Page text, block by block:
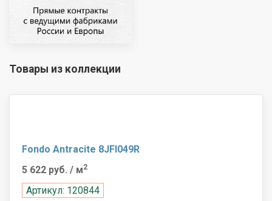
Товары из коллекции
Fondo Antracite 8JFI049R
5 622 руб. / м2
Артикул: 120844